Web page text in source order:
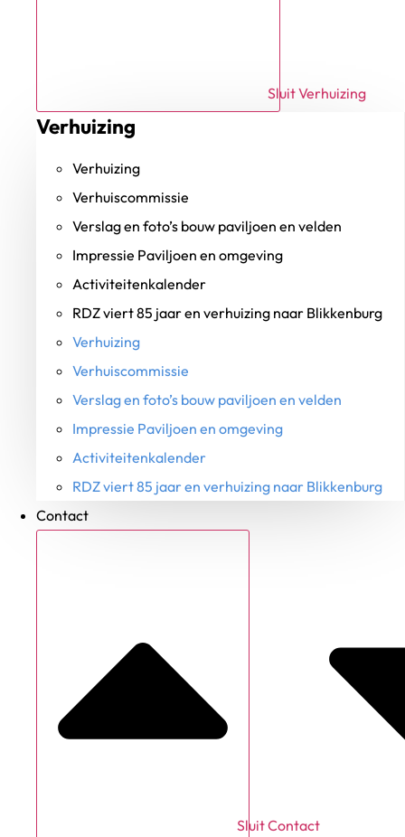
Sluit Verhuizing
Verhuizing
Verhuizing
Verhuiscommissie
Verslag en foto’s bouw paviljoen en velden
Impressie Paviljoen en omgeving
Activiteitenkalender
RDZ viert 85 jaar en verhuizing naar Blikkenburg
Verhuizing
Verhuiscommissie
Verslag en foto’s bouw paviljoen en velden
Impressie Paviljoen en omgeving
Activiteitenkalender
RDZ viert 85 jaar en verhuizing naar Blikkenburg
Contact
Sluit Contact